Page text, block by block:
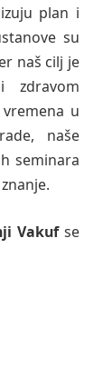
plan i
su
naš cilj je
zdravom
u
naše
seminara
Vakufse